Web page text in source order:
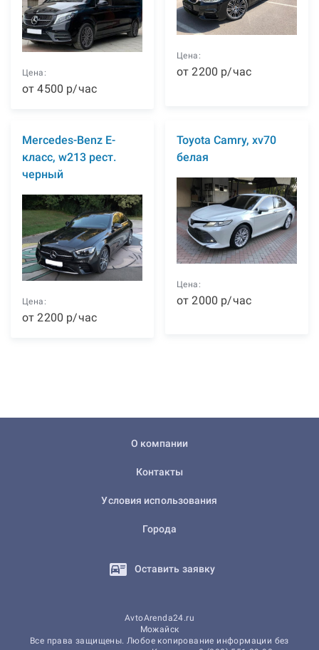
Цена:
от4500 р/час
Цена:
от2200 р/час
Mercedes-Benz E-
класс, w213 рест.
черный
Цена:
от2200 р/час
Toyota Camry, xv70
белая
Цена:
от2000 р/час
О компании
Контакты
Условия использования
Города
Оставить заявку
AvtoArenda24.ru
Можайск
Все права защищены. Любое копирование информации без